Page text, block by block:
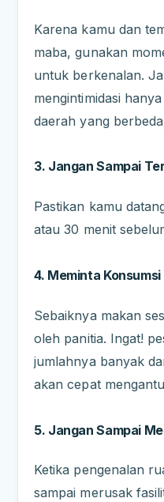
Karena kamu dan
maba, gunakan
untuk berkenalan.
mengintimidasi
daerah yang
3. Jangan Sampai
Pastikan kamu
atau 30 menit
4. Meminta
Sebaiknya makan
oleh panitia. Ingat!
jumlahnya banyak
akan cepat
5. Jangan Sampai
Ketika pengenalan
sampai merusak